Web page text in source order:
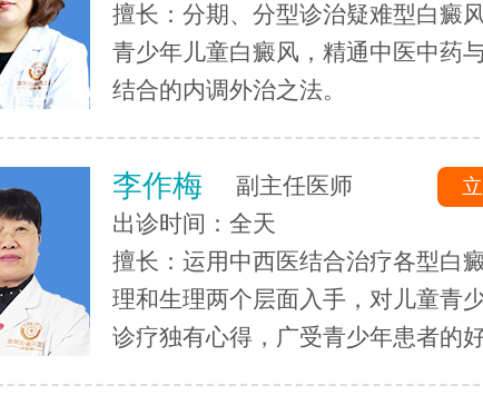
擅长：分期、分型诊治疑难型白癜
青少年儿童白癜风，精通中医中药
结合的内调外治之法。
李作梅
副主任医师
出诊时间：全天
擅长：运用中西医结合治疗各型白
理和生理两个层面入手，对儿童青
诊疗独有心得，广受青少年患者的好